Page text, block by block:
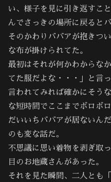
い、様子を見に引き返すこと
んでさっきの場所に戻ると
そのかわりババアが抱きつ
な布が掛けられてた。
最初はそれが何かわからな
てた服だよな・・・」と言っ
言われてみれば確かにそう
な短時間でここまでボロボ
だいいちババアが居ないん
のも変な話だ。
不思議に思い着物を剥ぎ取
目のお地蔵さんがあった。
それを見た瞬間、二人とも